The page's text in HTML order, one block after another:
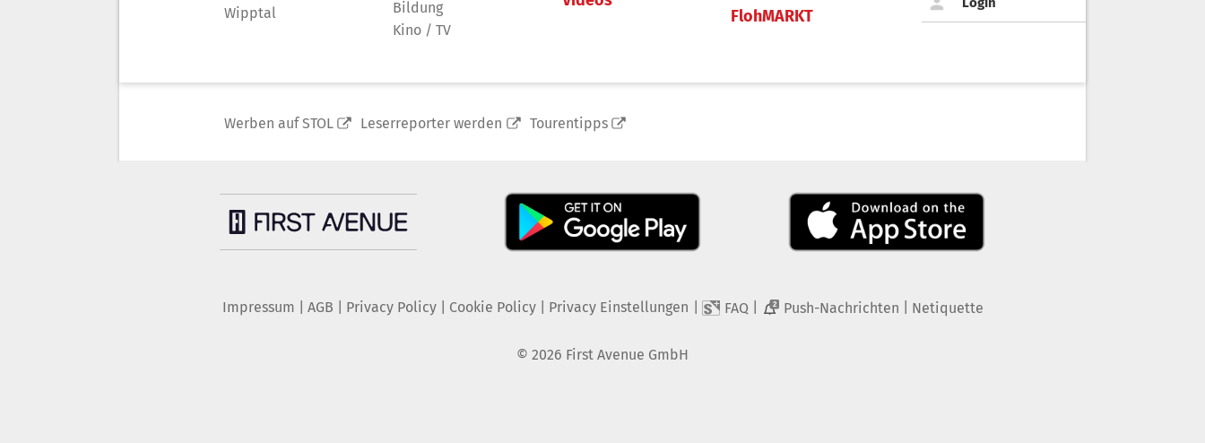
Wipptal
Bildung
Kino / TV
FlohMARKT
Werben auf STOL Leserreporter werden Tourentipps
Impressum AGB Privacy Policy| Cookie Policy| Privacy Einstellungen FAQ 2 Push-Nachrichten Netiquette
© 2026 First Avenue GmbH